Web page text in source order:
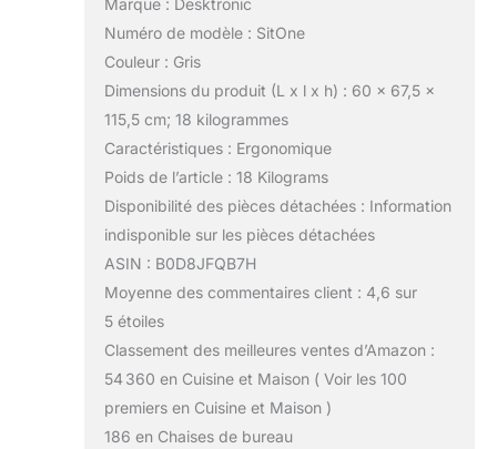
Marque : Desktronic
Numéro de modèle : SitOne
Couleur : Gris
Dimensions du produit (L x l x h) : 60 x 67,5 x
115,5 cm; 18 kilogrammes
Caractéristiques : Ergonomique
Poids de l’article : 18 Kilograms
Disponibilité des pièces détachées : Information
indisponible sur les pièces détachées
ASIN : B0D8JFQB7H
Moyenne des commentaires client : 4,6 sur
5 étoiles
Classement des meilleures ventes d’Amazon :
54 360 en Cuisine et Maison ( Voir les 100
premiers en Cuisine et Maison )
186 en Chaises de bureau